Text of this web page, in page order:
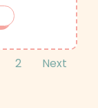
2 Next